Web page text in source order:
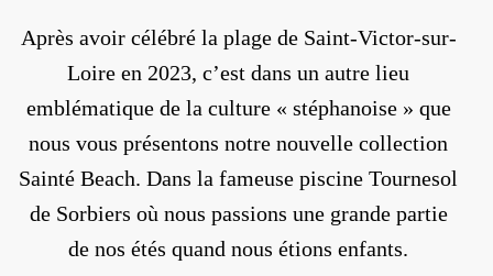
Après avoir célébré la plage de Saint-Victor-sur-
Loire en 2023, c’est dans un autre lieu
emblématique de la culture « stéphanoise » que
nous vous présentons notre nouvelle collection
Sainté Beach. Dans la fameuse piscine Tournesol
de Sorbiers où nous passions une grande partie
de nos étés quand nous étions enfants.